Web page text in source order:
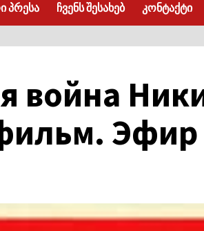
პრესა ჩვენს შესახებ კონტაქტი
война
Эфир